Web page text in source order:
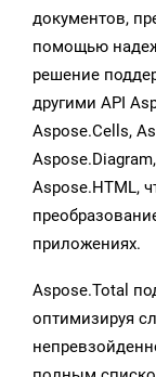
документов,
помощью
решение
другими API
Aspose.Cells,
Aspose.HTML,
приложениях.
Aspose.Total
оптимизируя